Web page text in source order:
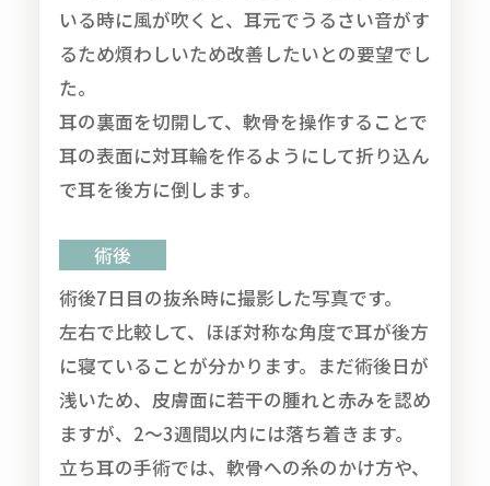
いる時に風が吹くと、耳元でうるさい音がす
るため煩わしいため改善したいとの要望でし
た。
耳の裏面を切開して、軟骨を操作することで
耳の表面に対耳輪を作るようにして折り込ん
で耳を後方に倒します。
術後
術後7日目の抜糸時に撮影した写真です。
左右で比較して、ほぼ対称な角度で耳が後方
に寝ていることが分かります。まだ術後日が
浅いため、皮膚面に若干の腫れと赤みを認め
ますが、2～3週間以内には落ち着きます。
立ち耳の手術では、軟骨への糸のかけ方や、